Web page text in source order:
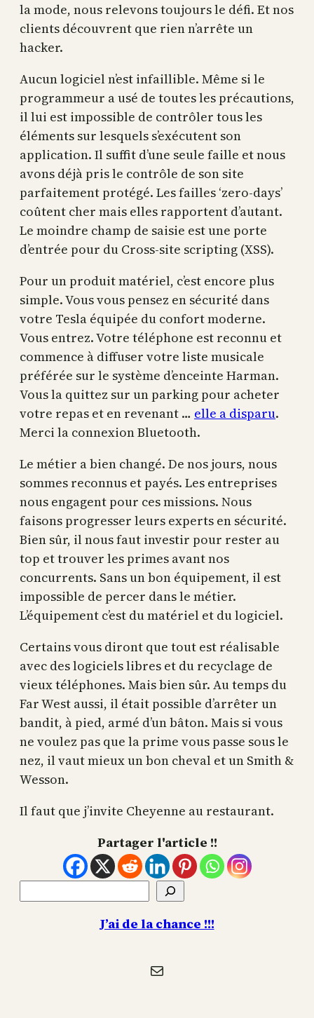
la mode, nous relevons toujours le défi. Et nos
clients découvrent que rien n’arrête un
hacker.
Aucun logiciel n’est infaillible. Même si le
programmeur a usé de toutes les précautions,
il lui est impossible de contrôler tous les
éléments sur lesquels s’exécutent son
application. Il suffit d’une seule faille et nous
avons déjà pris le contrôle de son site
parfaitement protégé. Les failles ‘zero-days’
coûtent cher mais elles rapportent d’autant.
Le moindre champ de saisie est une porte
d’entrée pour du Cross-site scripting (XSS).
Pour un produit matériel, c’est encore plus
simple. Vous vous pensez en sécurité dans
votre Tesla équipée du confort moderne.
Vous entrez. Votre téléphone est reconnu et
commence à diffuser votre liste musicale
préférée sur le système d’enceinte Harman.
Vous la quittez sur un parking pour acheter
votre repas et en revenant … elle a disparu.
Merci la connexion Bluetooth.
Le métier a bien changé. De nos jours, nous
sommes reconnus et payés. Les entreprises
nous engagent pour ces missions. Nous
faisons progresser leurs experts en sécurité.
Bien sûr, il nous faut investir pour rester au
top et trouver les primes avant nos
concurrents. Sans un bon équipement, il est
impossible de percer dans le métier.
L’équipement c’est du matériel et du logiciel.
Certains vous diront que tout est réalisable
avec des logiciels libres et du recyclage de
vieux téléphones. Mais bien sûr. Au temps du
Far West aussi, il était possible d’arrêter un
bandit, à pied, armé d’un bâton. Mais si vous
ne voulez pas que la prime vous passe sous le
nez, il vaut mieux un bon cheval et un Smith &
Wesson.
Il faut que j’invite Cheyenne au restaurant.
Partager l'article !!
J’ai de la chance !!!
E-mail